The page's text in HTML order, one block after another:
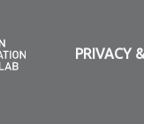
PRIVACY